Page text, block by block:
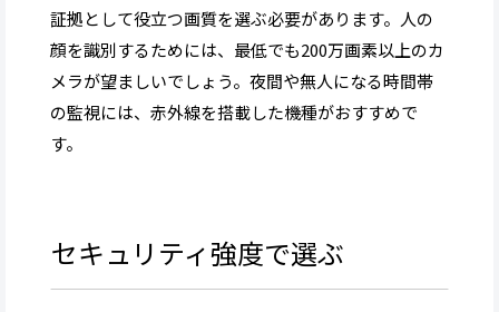
証拠として役立つ画質を選ぶ必要があります。人の
顔を識別するためには、最低でも200万画素以上のカ
メラが望ましいでしょう。夜間や無人になる時間帯
の監視には、赤外線を搭載した機種がおすすめで
す。
セキュリティ強度で選ぶ